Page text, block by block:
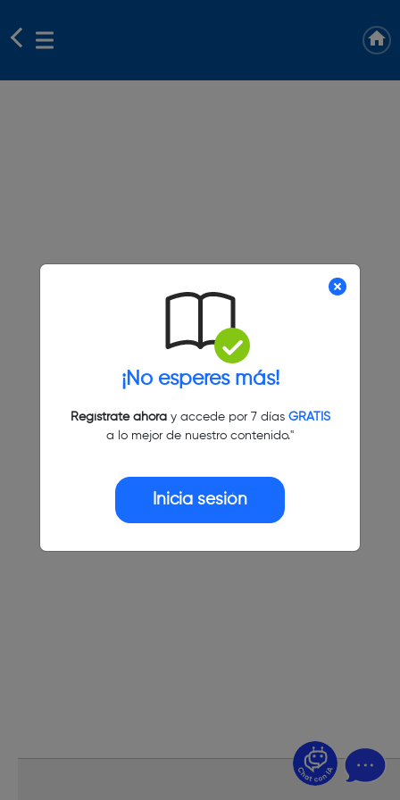
¡No esperes más!
Regístrate ahoray accede por 7 días GRATIS
a lo mejor de nuestro contenido."
Inicia sesión